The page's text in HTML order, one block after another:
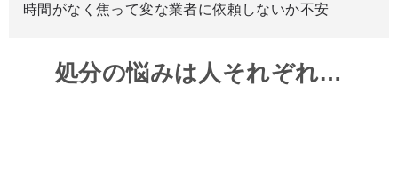
時間がなく焦って変な業者に依頼しないか不安
処分の悩みは人それぞれ…